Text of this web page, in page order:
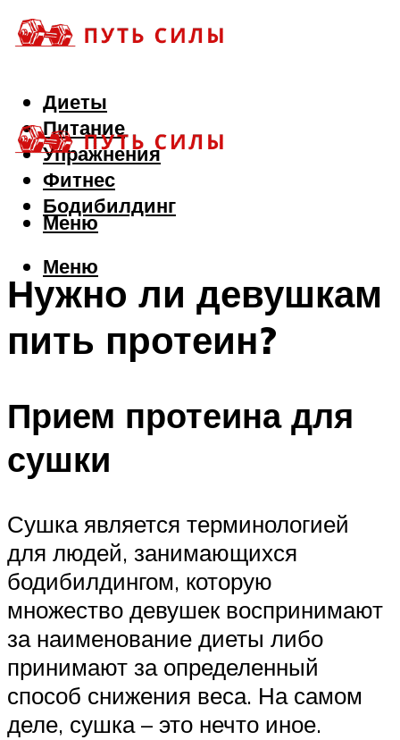
Диеты
Питание
Упражнения
Фитнес
Бодибилдинг
Меню
Меню
Нужно ли девушкам
пить протеин?
Прием протеина для
сушки
Сушка является терминологией
для людей, занимающихся
бодибилдингом, которую
множество девушек воспринимают
за наименование диеты либо
принимают за определенный
способ снижения веса. На самом
деле, сушка – это нечто иное.